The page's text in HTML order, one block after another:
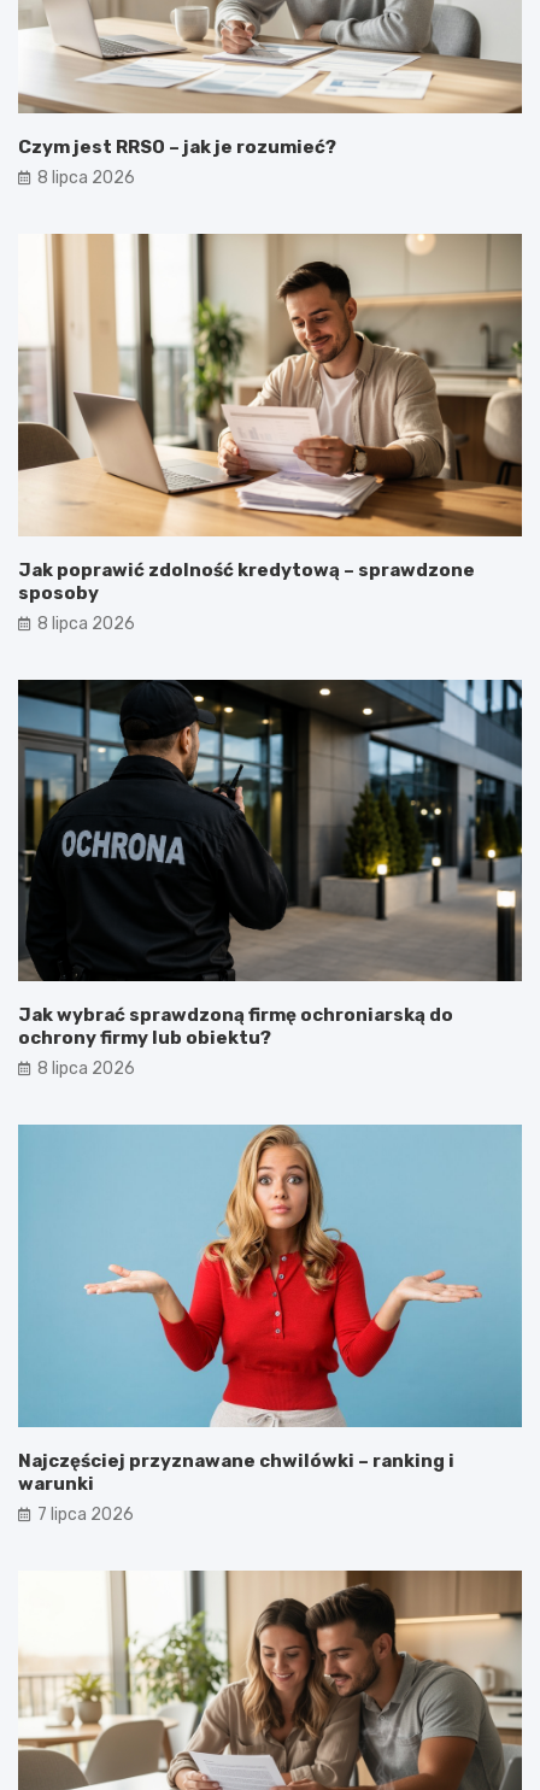
Czym jest RRSO – jak je rozumieć?
8 lipca 2026
Jak poprawić zdolność kredytową – sprawdzone
sposoby
8 lipca 2026
Jak wybrać sprawdzoną firmę ochroniarską do
ochrony firmy lub obiektu?
8 lipca 2026
Najczęściej przyznawane chwilówki – ranking i
warunki
7 lipca 2026